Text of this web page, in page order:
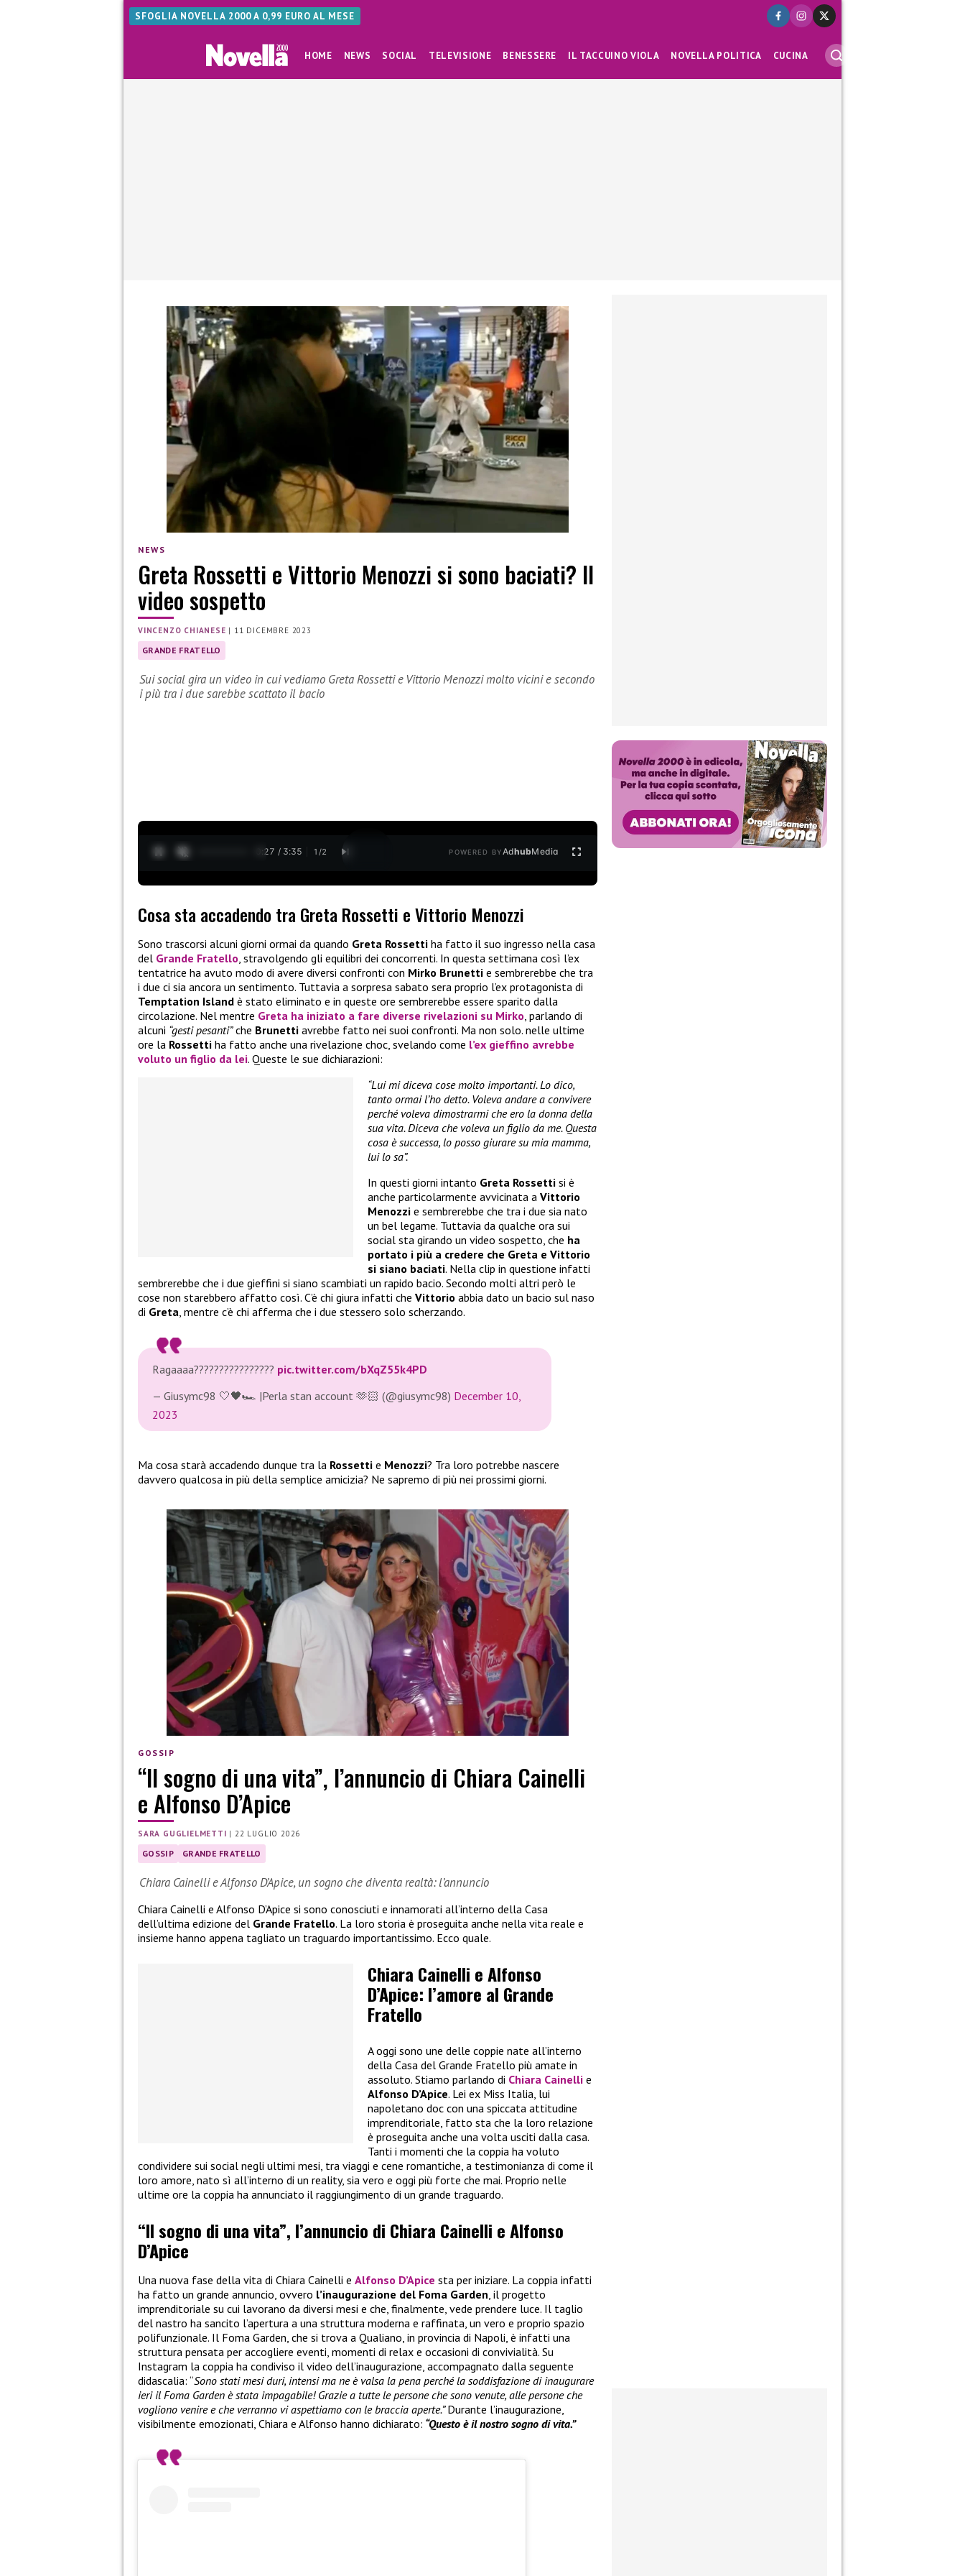
SFOGLIA NOVELLA 2000 A 0,99 EURO AL MESE
HOME NEWS SOCIAL TELEVISIONE BENESSERE IL TACCUINO VIOLA NOVELLA POLITICA CUCINA
NEWS
Greta Rossetti e Vittorio Menozzi si sono baciati? Il
video sospetto
VINCENZO CHIANESE | 11 DICEMBRE 2023
GRANDE FRATELLO
Sui social gira un video in cui vediamo Greta Rossetti e Vittorio Menozzi molto vicini e secondo
i più tra i due sarebbe scattato il bacio
0:28 / 3:35 1 /2 POWERED BYAdhubMedia
Cosa sta accadendo tra Greta Rossetti e Vittorio Menozzi
Sono trascorsi alcuni giorni ormai da quando Greta Rossetti ha fatto il suo ingresso nella casa
del Grande Fratello, stravolgendo gli equilibri dei concorrenti. In questa settimana così l’ex
tentatrice ha avuto modo di avere diversi confronti con Mirko Brunetti e sembrerebbe che tra
i due ci sia ancora un sentimento. Tuttavia a sorpresa sabato sera proprio l’ex protagonista di
Temptation Island è stato eliminato e in queste ore sembrerebbe essere sparito dalla
circolazione. Nel mentre Greta ha iniziato a fare diverse rivelazioni su Mirko, parlando di
alcuni “gesti pesanti”che Brunetti avrebbe fatto nei suoi confronti. Ma non solo. nelle ultime
ore la Rossetti ha fatto anche una rivelazione choc, svelando come l’ex gieffino avrebbe
voluto un figlio da lei. Queste le sue dichiarazioni:
“Lui mi diceva cose molto importanti. Lo dico,
tanto ormai l’ho detto. Voleva andare a convivere
perché voleva dimostrarmi che ero la donna della
sua vita. Diceva che voleva un figlio da me. Questa
cosa è successa, lo posso giurare su mia mamma,
lui lo sa”.
In questi giorni intanto Greta Rossetti si è
anche particolarmente avvicinata a Vittorio
Menozzi e sembrerebbe che tra i due sia nato
un bel legame. Tuttavia da qualche ora sui
social sta girando un video sospetto, che ha
portato i più a credere che Greta e Vittorio
si siano baciati. Nella clip in questione infatti
sembrerebbe che i due gieffini si siano scambiati un rapido bacio. Secondo molti altri però le
cose non starebbero affatto così. C’è chi giura infatti che Vittorio abbia dato un bacio sul naso
di Greta, mentre c’è chi afferma che i due stessero solo scherzando.
Ragaaaa???????????????? pic.twitter.com/bXqZ55k4PD
— Giusymc98 🤍🖤🏎 |Perla stan account 🫶🏻 (@giusymc98) December 10,
2023
Ma cosa starà accadendo dunque tra la Rossetti e Menozzi? Tra loro potrebbe nascere
davvero qualcosa in più della semplice amicizia? Ne sapremo di più nei prossimi giorni.
GOSSIP
“Il sogno di una vita”, l’annuncio di Chiara Cainelli
e Alfonso D’Apice
SARA GUGLIELMETTI |22 LUGLIO 2026
GOSSIP GRANDE FRATELLO
Chiara Cainelli e Alfonso D’Apice, un sogno che diventa realtà: l’annuncio
Chiara Cainelli e Alfonso D’Apice si sono conosciuti e innamorati all’interno della Casa
dell’ultima edizione del Grande Fratello. La loro storia è proseguita anche nella vita reale e
insieme hanno appena tagliato un traguardo importantissimo. Ecco quale.
Chiara Cainelli e Alfonso
D’Apice: l’amore al Grande
Fratello
A oggi sono une delle coppie nate all’interno
della Casa del Grande Fratello più amate in
assoluto. Stiamo parlando di Chiara Cainelli e
Alfonso D’Apice. Lei ex Miss Italia, lui
napoletano doc con una spiccata attitudine
imprenditoriale, fatto sta che la loro relazione
è proseguita anche una volta usciti dalla casa.
Tanti i momenti che la coppia ha voluto
condividere sui social negli ultimi mesi, tra viaggi e cene romantiche, a testimonianza di come il
loro amore, nato sì all’interno di un reality, sia vero e oggi più forte che mai. Proprio nelle
ultime ore la coppia ha annunciato il raggiungimento di un grande traguardo.
“Il sogno di una vita”, l’annuncio di Chiara Cainelli e Alfonso
D’Apice
Una nuova fase della vita di Chiara Cainelli e Alfonso D’Apice sta per iniziare. La coppia infatti
ha fatto un grande annuncio, ovvero l’inaugurazione del Foma Garden , il progetto
imprenditoriale su cui lavorano da diversi mesi e che, finalmente, vede prendere luce. Il taglio
del nastro ha sancito l’apertura a una struttura moderna e raffinata, un vero e proprio spazio
polifunzionale. Il Foma Garden, che si trova a Qualiano, in provincia di Napoli, è infatti una
struttura pensata per accogliere eventi, momenti di relax e occasioni di convivialità. Su
Instagram la coppia ha condiviso il video dell’inaugurazione, accompagnato dalla seguente
didascalia: “Sono stati mesi duri, intensi ma ne è valsa la pena perché la soddisfazione di inaugurare
ieri il Foma Garden è stata impagabile! Grazie a tutte le persone che sono venute, alle persone che
vogliono venire e che verranno vi aspettiamo con le braccia aperte.”Durante l’inaugurazione,
visibilmente emozionati, Chiara e Alfonso hanno dichiarato: “Questo è il nostro sogno di vita.”